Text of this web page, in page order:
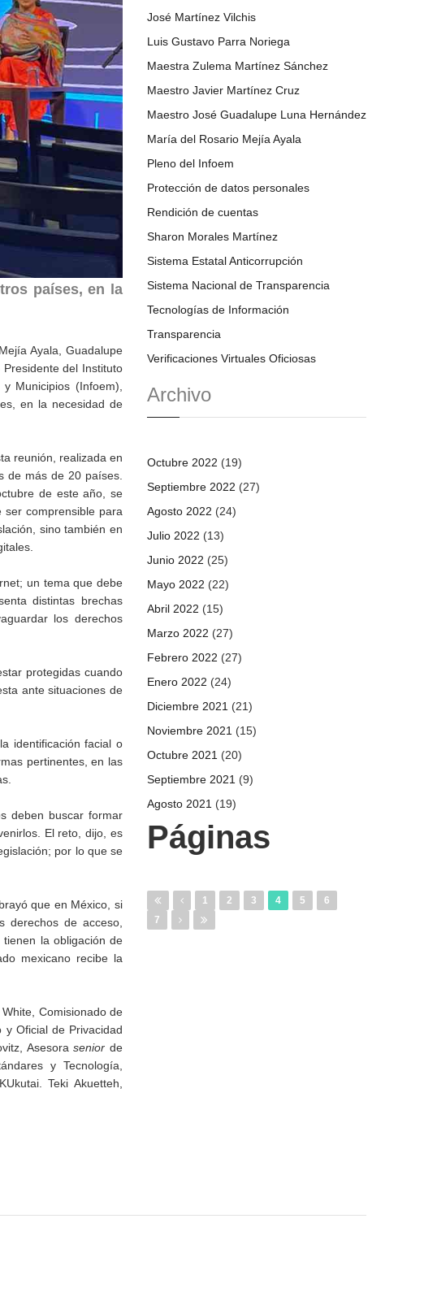
países, en la
Ayala, Guadalupe
del Instituto
Municipios (Infoem),
en la necesidad de
reunión, realizada en
de más de 20 países.
de este año, se
ser comprensible para
sino también en
un tema que debe
distintas brechas
los derechos
protegidas cuando
ante situaciones de
identificación facial o
pertinentes, en las
deben buscar formar
El reto, dijo, es
por lo que se
que en México, si
derechos de acceso,
la obligación de
mexicano recibe la
Comisionado de
y Oficial de Privacidad
Asesorasenior de
y Tecnología,
Teki Akuetteh,
José Martínez Vilchis
Luis Gustavo Parra Noriega
Maestra Zulema Martínez Sánchez
Maestro Javier Martínez Cruz
Maestro José Guadalupe Luna Hernández
María del Rosario Mejía Ayala
Pleno del Infoem
Protección de datos personales
Rendición de cuentas
Sharon Morales Martínez
Sistema Estatal Anticorrupción
Sistema Nacional de Transparencia
Tecnologías de Información
Transparencia
Verificaciones Virtuales Oficiosas
Archivo
Octubre 2022 (19)
Septiembre 2022 (27)
Agosto 2022 (24)
Julio 2022 (13)
Junio 2022 (25)
Mayo 2022 (22)
Abril 2022 (15)
Marzo 2022 (27)
Febrero 2022 (27)
Enero 2022 (24)
Diciembre 2021 (21)
Noviembre 2021 (15)
Octubre 2021 (20)
Septiembre 2021 (9)
Agosto 2021 (19)
Páginas
1 2 3 4 5
6
7